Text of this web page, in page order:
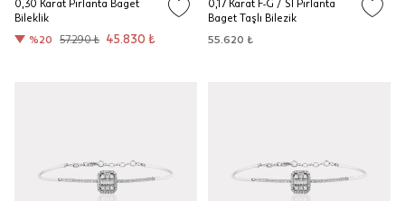
0,30 Karat Pırlanta Baget
Bileklik
%20
57.290 ₺ 45.830 ₺
0,17 Karat F-G / SI Pırlanta
Baget Taşlı Bilezik
55.620 ₺